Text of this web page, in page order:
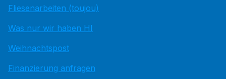
Fliesenarbeiten (toujou)
Was nur wir haben HI
Weihnachtspost
Finanzierung anfragen